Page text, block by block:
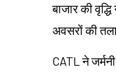
बाजार की
अवसरों की
CATL ने